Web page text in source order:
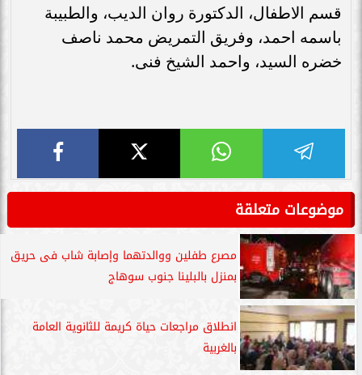
قسم الاطفال، الدكتورة روان الديب، والطبيبة
باسمه احمد، وفريق التمريض محمد ناصف
خضره السيد، واحمد الشيخ فنى.
موضوعات متعلقة
مصرع طفلين ووالدتهما وإصابة شاب فى حريق
بمنزل بالبلينا جنوب سوهاج
انطلاق مراجعات حياة كريمة للثانوية العامة
بالغربية